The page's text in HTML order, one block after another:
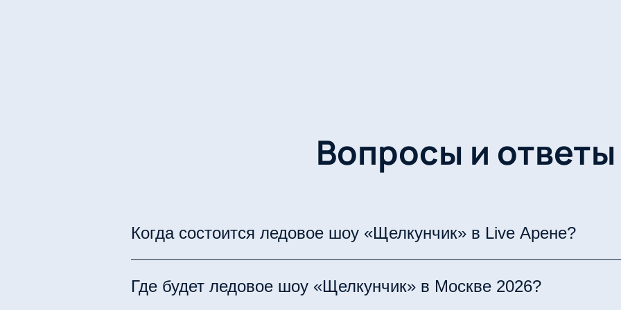
Вопросы и ответы
Когда состоится ледовое шоу «Щелкунчик» в Live Арене?
Ледовое шоу «Щелкунчик» пройдет в Москве с 2 по 4 января 2026 года.
ожидаемых зимних мероприятий столицы, которое традиционно
Где будет ледовое шоу «Щелкунчик» в Москве 2026?